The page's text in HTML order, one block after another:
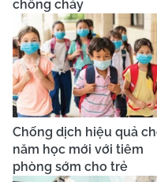
chống cháy
Chống dịch hiệu quả
năm học mới với tiêm
phòng sớm cho trẻ